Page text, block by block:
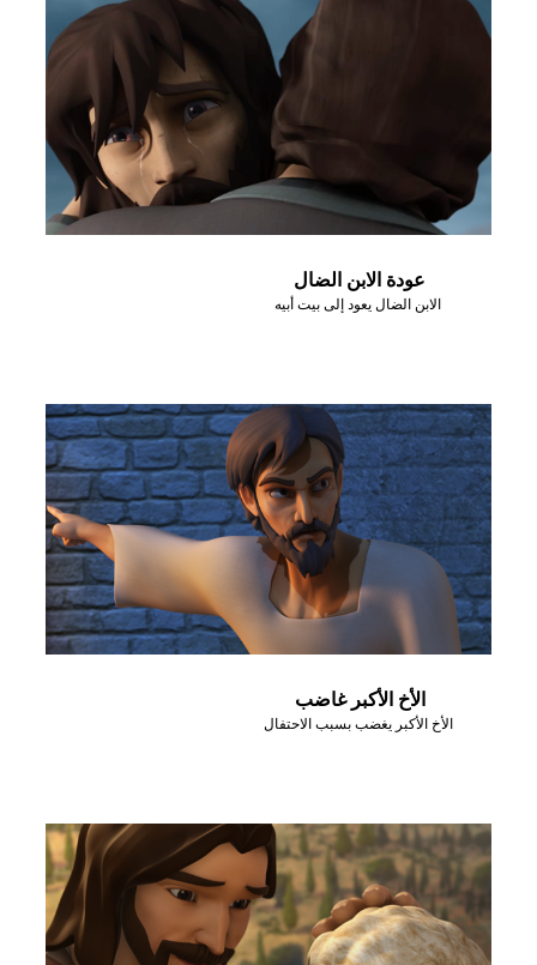
عودة الابن الضال
الابن الضال يعود إلى بيت أبيه
الأخ الأكبر غاضب
الأخ الأكبر يغضب بسبب الاحتفال